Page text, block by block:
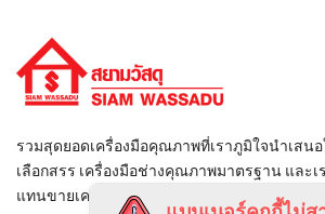
รวมสุดยอดเครื่องมือคุณภาพที่เราภูมิใจนำเสน
เลือกสรร เครื่องมือช่างคุณภาพมาตรฐาน และเ
แทนขายเครื่องมือช่างรายใหญ่ของไทย